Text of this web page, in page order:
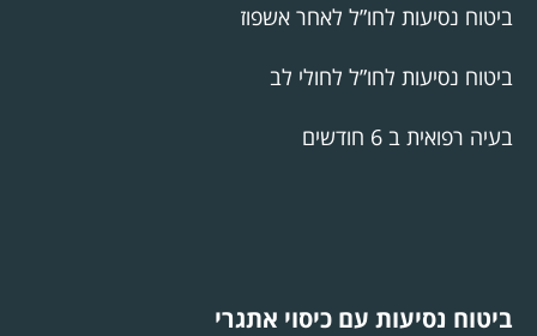
ביטוח נסיעות לחו”ל לאחר אשפוז
ביטוח נסיעות לחו”ל לחולי לב
בעיה רפואית ב 6 חודשים
ביטוח נסיעות עם כיסוי אתגרי